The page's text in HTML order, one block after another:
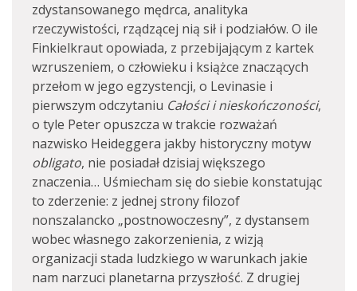
zdystansowanego mędrca, analityka
rzeczywistości, rządzącej nią sił i podziałów. O ile
Finkielkraut opowiada, z przebijającym z kartek
wzruszeniem, o człowieku i książce znaczących
przełom w jego egzystencji, o Levinasie i
pierwszym odczytaniu Całości i nieskończoności,
o tyle Peter opuszcza w trakcie rozważań
nazwisko Heideggera jakby historyczny motyw
obligato, nie posiadał dzisiaj większego
znaczenia… Uśmiecham się do siebie konstatując
to zderzenie: z jednej strony filozof
nonszalancko „postnowoczesny”, z dystansem
wobec własnego zakorzenienia, z wizją
organizacji stada ludzkiego w warunkach jakie
nam narzuci planetarna przyszłość. Z drugiej